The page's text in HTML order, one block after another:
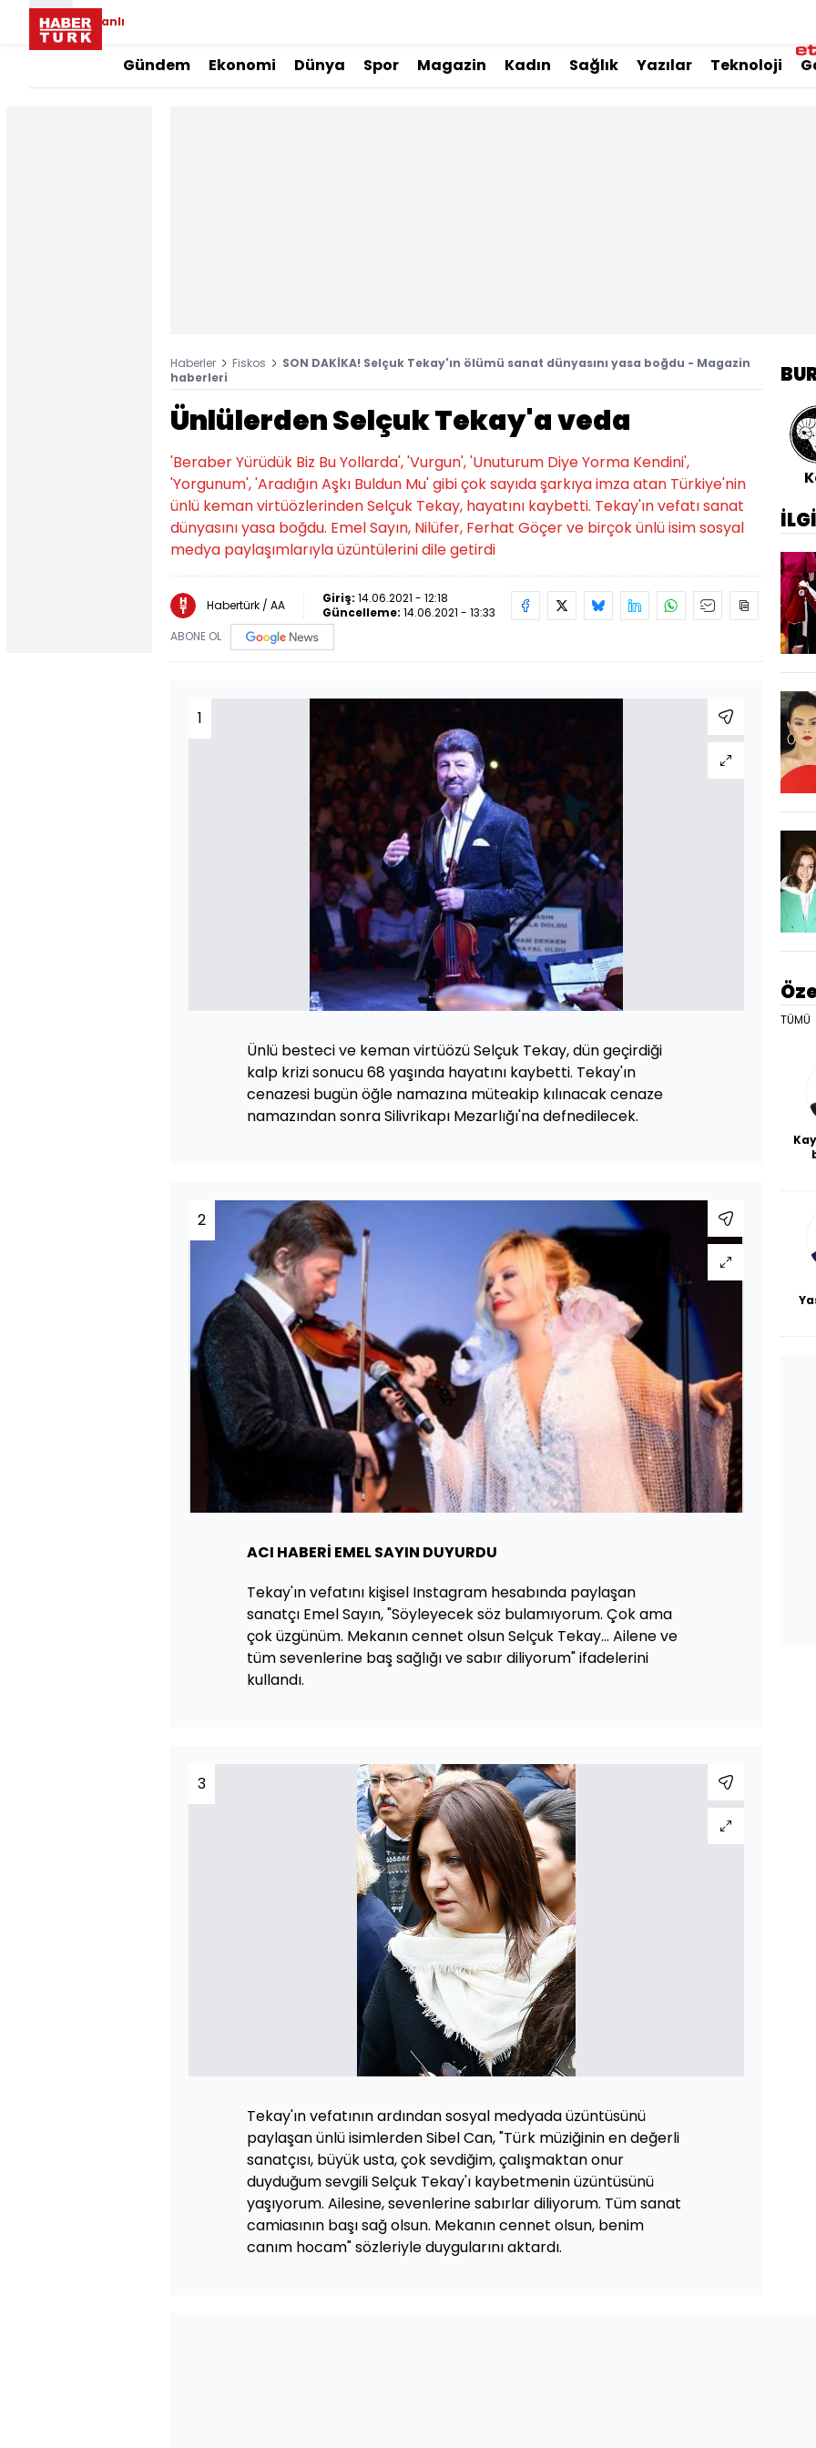
Canlı
Gündem Ekonomi Dünya Spor Magazin Kadın Sağlık Yazılar Teknoloji
Haberler Fiskos
SON DAKİKA! Selçuk Tekay'ın ölümü sanat dünyasını yasa boğdu - Magazin
haberleri
Ünlülerden Selçuk Tekay'a veda
'Beraber Yürüdük Biz Bu Yollarda', 'Vurgun', 'Unuturum Diye Yorma Kendini',
'Yorgunum', 'Aradığın Aşkı Buldun Mu' gibi çok sayıda şarkıya imza atan Türkiye'nin
ünlü keman virtüözlerinden Selçuk Tekay, hayatını kaybetti. Tekay'ın vefatı sanat
dünyasını yasa boğdu. Emel Sayın, Nilüfer, Ferhat Göçer ve birçok ünlü isim sosyal
medya paylaşımlarıyla üzüntülerini dile getirdi
Habertürk / AA Giriş: 14.06.2021 - 12:18
Güncelleme: 14.06.2021 - 13:33
ABONE OL
1
Ünlü besteci ve keman virtüözü Selçuk Tekay, dün geçirdiği
kalp krizi sonucu 68 yaşında hayatını kaybetti. Tekay'ın
cenazesi bugün öğle namazına müteakip kılınacak cenaze
namazından sonra Silivrikapı Mezarlığı'na defnedilecek.
2
ACI HABERİ EMEL SAYIN DUYURDU
Tekay'ın vefatını kişisel Instagram hesabında paylaşan
sanatçı Emel Sayın, "Söyleyecek söz bulamıyorum. Çok ama
çok üzgünüm. Mekanın cennet olsun Selçuk Tekay... Ailene ve
tüm sevenlerine baş sağlığı ve sabır diliyorum" ifadelerini
kullandı.
3
Tekay'ın vefatının ardından sosyal medyada üzüntüsünü
paylaşan ünlü isimlerden Sibel Can, "Türk müziğinin en değerli
sanatçısı, büyük usta, çok sevdiğim, çalışmaktan onur
duyduğum sevgili Selçuk Tekay'ı kaybetmenin üzüntüsünü
yaşıyorum. Ailesine, sevenlerine sabırlar diliyorum. Tüm sanat
camiasının başı sağ olsun. Mekanın cennet olsun, benim
canım hocam" sözleriyle duygularını aktardı.
TÜMÜ